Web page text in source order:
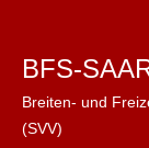
BFS-
Breiten- und
(SVV)